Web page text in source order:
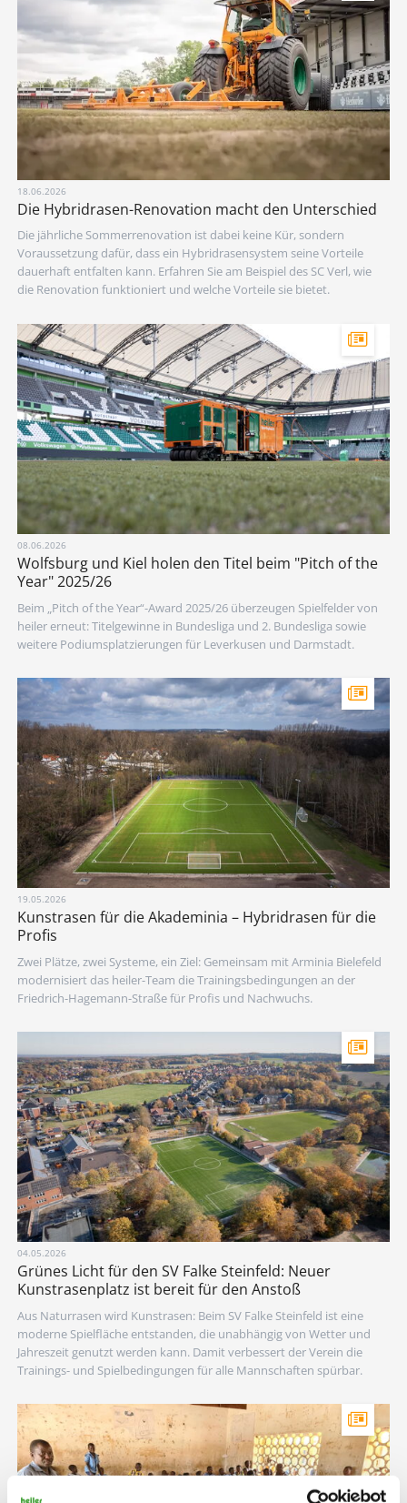
18.06.2026
Die Hybridrasen-Renovation macht den Unterschied
Die jährliche Sommerrenovation ist dabei keine Kür, sondern
Voraussetzung dafür, dass ein Hybridrasensystem seine Vorteile
dauerhaft entfalten kann. Erfahren Sie am Beispiel des SC Verl, wie
die Renovation funktioniert und welche Vorteile sie bietet.
08.06.2026
Wolfsburg und Kiel holen den Titel beim "Pitch of the
Year" 2025/26
Beim „Pitch of the Year“-Award 2025/26 überzeugen Spielfelder von
heiler erneut: Titelgewinne in Bundesliga und 2. Bundesliga sowie
weitere Podiumsplatzierungen für Leverkusen und Darmstadt.
19.05.2026
Kunstrasen für die Akademinia – Hybridrasen für die
Profis
Zwei Plätze, zwei Systeme, ein Ziel: Gemeinsam mit Arminia Bielefeld
modernisiert das heiler-Team die Trainingsbedingungen an der
Friedrich-Hagemann-Straße für Profis und Nachwuchs.
04.05.2026
Grünes Licht für den SV Falke Steinfeld: Neuer
Kunstrasenplatz ist bereit für den Anstoß
Aus Naturrasen wird Kunstrasen: Beim SV Falke Steinfeld ist eine
moderne Spielfläche entstanden, die unabhängig von Wetter und
Jahreszeit genutzt werden kann. Damit verbessert der Verein die
Trainings- und Spielbedingungen für alle Mannschaften spürbar.